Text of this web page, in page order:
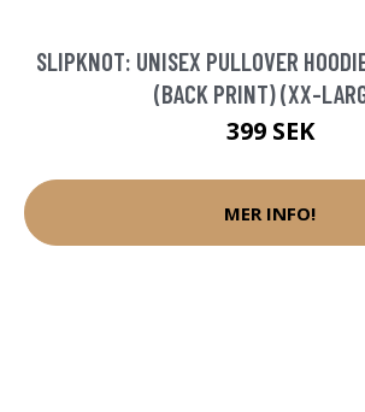
SLIPKNOT: UNISEX PULLOVER
(BACK PRINT) (XX-
399 SEK
MER INFO!